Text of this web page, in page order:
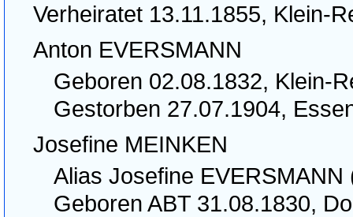
Verheiratet 13.11.1855, Klein-
Anton EVERSMANN
Geboren 02.08.1832, Klein-
Gestorben 27.07.1904,
Josefine MEINKEN
Alias Josefine EVERSMANN
Geboren ABT 31.08.1830,